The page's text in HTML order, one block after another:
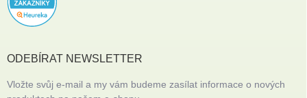
ODEBÍRAT NEWSLETTER
Vložte svůj e-mail a my vám budeme zasílat informace o nových